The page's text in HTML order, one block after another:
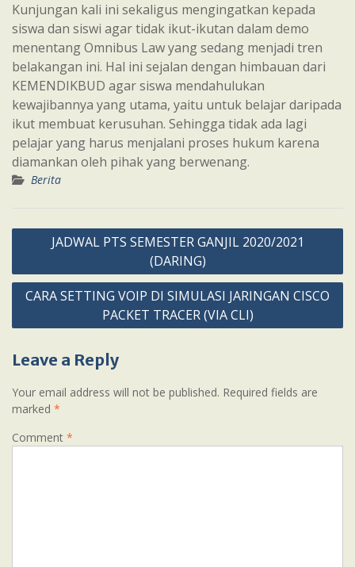
Kunjungan kali ini sekaligus mengingatkan kepada
siswa dan siswi agar tidak ikut-ikutan dalam demo
menentang Omnibus Law yang sedang menjadi tren
belakangan ini. Hal ini sejalan dengan himbauan dari
KEMENDIKBUD agar siswa mendahulukan
kewajibannya yang utama, yaitu untuk belajar daripada
ikut membuat kerusuhan. Sehingga tidak ada lagi
pelajar yang harus menjalani proses hukum karena
diamankan oleh pihak yang berwenang.
Berita
Post
navigation
JADWAL PTS SEMESTER GANJIL 2020/2021
(DARING)
CARA SETTING VOIP DI SIMULASI JARINGAN CISCO
PACKET TRACER (VIA CLI)
Leave a Reply
Your email address will not be published. Required fields are
marked *
Comment *